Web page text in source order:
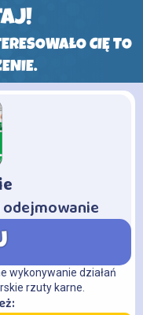
CIĘ TO
odejmowanie
wykonywanie działań
rzuty karne.